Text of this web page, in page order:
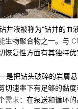
井液被称为"钻井的血
生物聚合物之一。与
恢复性方面有其独特优
是把钻头破碎的岩屑
切速率下有足够的黏
需求：在泵送和循环的